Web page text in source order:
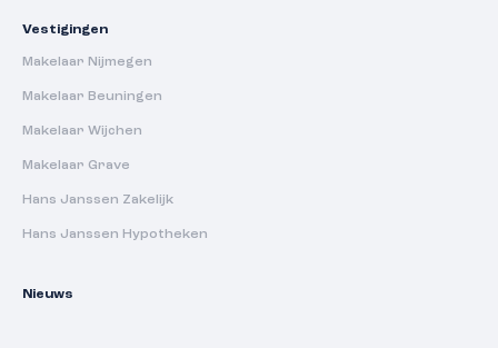
Vestigingen
Makelaar Nijmegen
Makelaar Beuningen
Makelaar Wijchen
Makelaar Grave
Hans Janssen Zakelijk
Hans Janssen Hypotheken
Nieuws